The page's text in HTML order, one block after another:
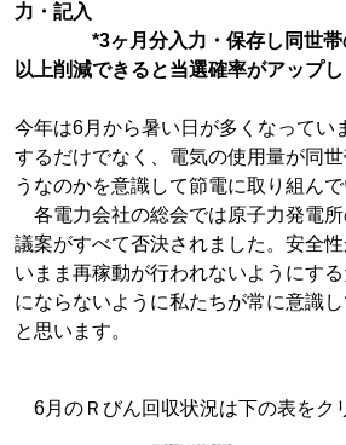
力・記入
*3ヶ月分入力・保存し同世帯の
以上削減できると当選確率がアップし
今年は6月から暑い日が多くなってい
するだけでなく、電気の使用量が同
うなのかを意識して節電に取り組んで
各電力会社の総会では原子力発電
議案がすべて否決されました。安全
いまま再稼動が行われないようにす
にならないように私たちが常に意識
と思います。
6月のＲびん回収状況は下の表をク